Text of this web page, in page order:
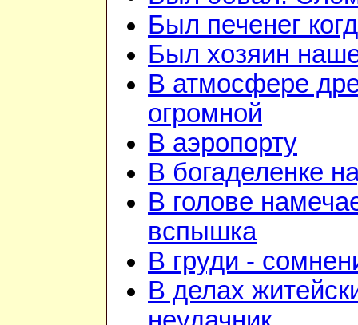
Был печенег
Был хозяин
В атмосфере
огромной
В аэропорту
В богаделенке
В голове
вспышка
В груди -
В делах